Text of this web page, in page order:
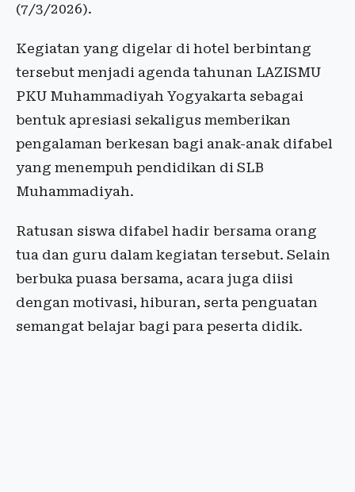
(7/3/2026).
Kegiatan yang digelar di hotel berbintang
tersebut menjadi agenda tahunan LAZISMU
PKU Muhammadiyah Yogyakarta sebagai
bentuk apresiasi sekaligus memberikan
pengalaman berkesan bagi anak-anak difabel
yang menempuh pendidikan di SLB
Muhammadiyah.
Ratusan siswa difabel hadir bersama orang
tua dan guru dalam kegiatan tersebut. Selain
berbuka puasa bersama, acara juga diisi
dengan motivasi, hiburan, serta penguatan
semangat belajar bagi para peserta didik.